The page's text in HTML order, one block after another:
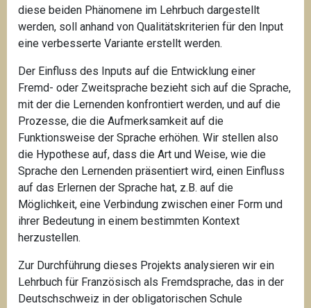
diese beiden Phänomene im Lehrbuch dargestellt
werden, soll anhand von Qualitätskriterien für den Input
eine verbesserte Variante erstellt werden.
Der Einfluss des Inputs auf die Entwicklung einer
Fremd- oder Zweitsprache bezieht sich auf die Sprache,
mit der die Lernenden konfrontiert werden, und auf die
Prozesse, die die Aufmerksamkeit auf die
Funktionsweise der Sprache erhöhen. Wir stellen also
die Hypothese auf, dass die Art und Weise, wie die
Sprache den Lernenden präsentiert wird, einen Einfluss
auf das Erlernen der Sprache hat, z.B. auf die
Möglichkeit, eine Verbindung zwischen einer Form und
ihrer Bedeutung in einem bestimmten Kontext
herzustellen.
Zur Durchführung dieses Projekts analysieren wir ein
Lehrbuch für Französisch als Fremdsprache, das in der
Deutschschweiz in der obligatorischen Schule